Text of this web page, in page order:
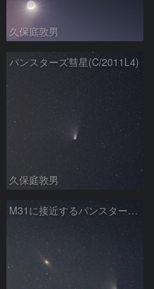
久保庭敦男
パンスターズ彗星(C/2011L4)
久保庭敦男
M31に接近するパンスターズ彗星